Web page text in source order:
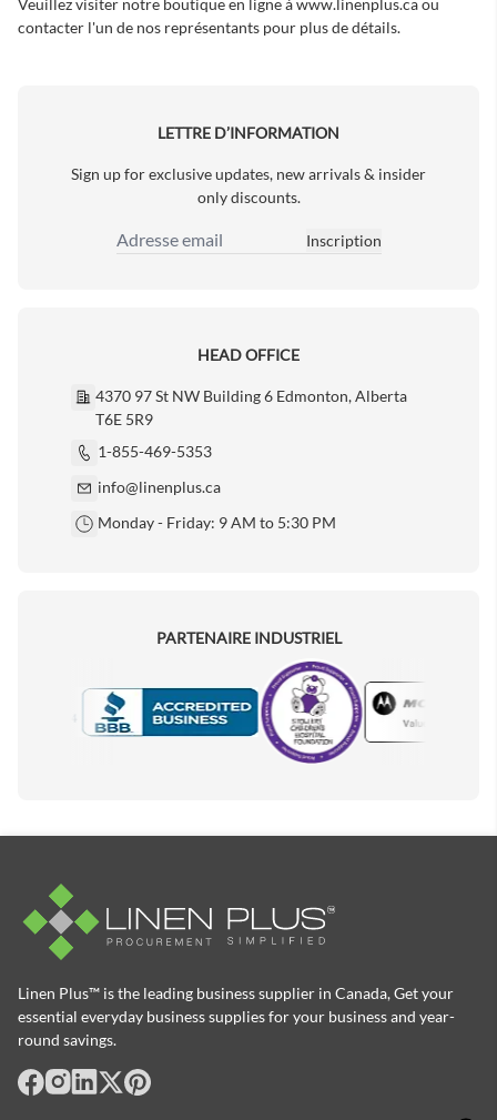
Veuillez visiter notre boutique en ligne à www.linenplus.ca ou
contacter l'un de nos représentants pour plus de détails.
LETTRE D’INFORMATION
Sign up for exclusive updates, new arrivals & insider
only discounts.
Adresse email
Inscription
HEAD OFFICE
4370 97 St NW Building 6 Edmonton, Alberta
T6E 5R9
1-855-469-5353
info@linenplus.ca
Monday - Friday: 9 AM to 5:30 PM
PARTENAIRE INDUSTRIEL
Motorola
Linen Plus™ is the leading business supplier in Canada, Get your
essential everyday business supplies for your business and year-
round savings.